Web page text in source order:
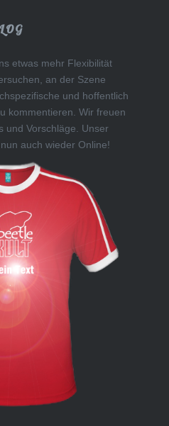
etwas mehr Flexibilität
an der Szene
und hoffentlich
kommentieren. Wir freuen
und Vorschläge. Unser
auch wieder Online!